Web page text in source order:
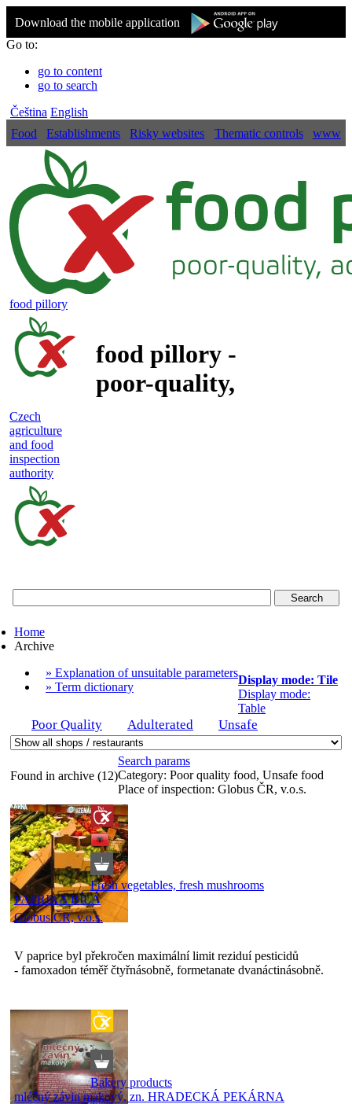
Download the mobile application
Go to:
go to content
go to search
Čeština English
Food
Establishments Risky websites Thematic controls www
food pillory
food pillory -
poor-quality,
Czech
agriculture
and food
inspection
authority
food
authority
Home
Archive
» Explanation of unsuitable parameters
» Term dictionary
Display mode: Tile
Display mode:
Table
Poor Quality Adulterated Unsafe
Found in archive (12)
Search params
Category: Poor quality food, Unsafe food
Place of inspection: Globus ČR, v.o.s.
Fresh vegetables, fresh mushrooms
PAPRIKA BÍLÁ
Globus ČR, v.o.s.
V paprice byl překročen maximální limit reziduí pesticidů
- famoxadon téměř čtyřnásobně, formetanate dvanáctinásobně.
Bakery products
mléčný závin makový, zn. HRADECKÁ PEKÁRNA